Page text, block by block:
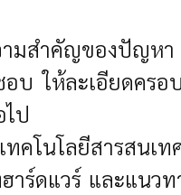
ามสำคัญของปัญห
ให้ละเอียดครอ
ป
โนโลยีสารสนเท
ดแวร์ และแนวท